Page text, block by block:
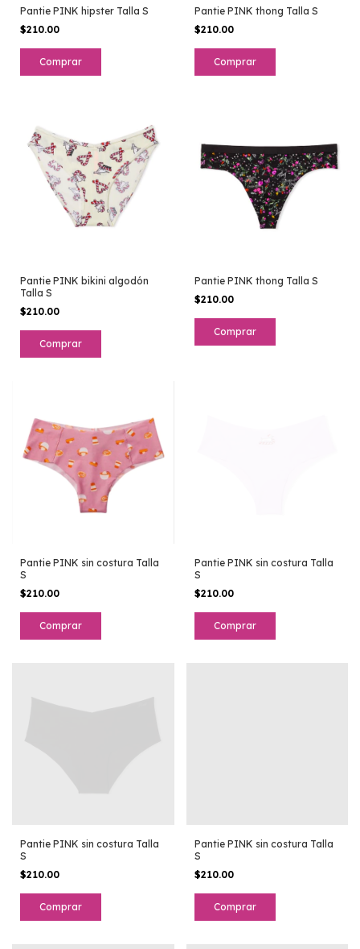
Pantie PINK hipster Talla S
$210.00
Pantie PINK thong Talla S
$210.00
Pantie PINK bikini algodón
Talla S
$210.00
Pantie PINK thong Talla S
$210.00
Pantie PINK sin costura Talla
S
$210.00
Pantie PINK sin costura Talla
S
$210.00
Pantie PINK sin costura Talla
S
$210.00
Pantie PINK sin costura Talla
S
$210.00